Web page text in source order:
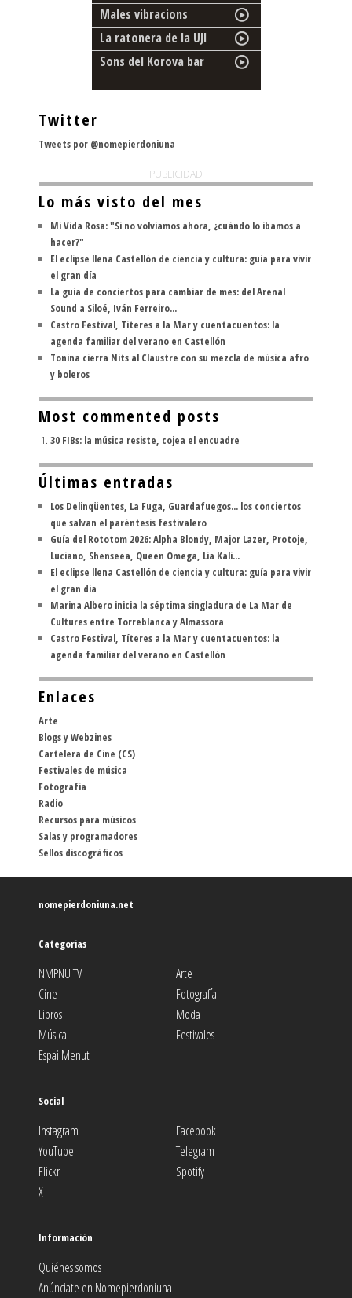
Males vibracions
La ratonera de la UJI
Sons del Korova bar
Twitter
Tweets por @nomepierdoniuna
PUBLICIDAD
Lo más visto del mes
Mi Vida Rosa: "Si no volvíamos ahora, ¿cuándo lo íbamos a
hacer?"
El eclipse llena Castellón de ciencia y cultura: guía para vivir
el gran día
La guía de conciertos para cambiar de mes: del Arenal
Sound a Siloé, Iván Ferreiro...
Castro Festival, Títeres a la Mar y cuentacuentos: la
agenda familiar del verano en Castellón
Tonina cierra Nits al Claustre con su mezcla de música afro
y boleros
Most commented posts
30 FIBs: la música resiste, cojea el encuadre
Últimas entradas
Los Delinqüentes, La Fuga, Guardafuegos... los conciertos
que salvan el paréntesis festivalero
Guía del Rototom 2026: Alpha Blondy, Major Lazer, Protoje,
Luciano, Shenseea, Queen Omega, Lia Kali...
El eclipse llena Castellón de ciencia y cultura: guía para vivir
el gran día
Marina Albero inicia la séptima singladura de La Mar de
Cultures entre Torreblanca y Almassora
Castro Festival, Títeres a la Mar y cuentacuentos: la
agenda familiar del verano en Castellón
Enlaces
Arte
Blogs y Webzines
Cartelera de Cine (CS)
Festivales de música
Fotografía
Radio
Recursos para músicos
Salas y programadores
Sellos discográficos
nomepierdoniuna.net
Categorías
NMPNU TV
Arte
Cine
Fotografía
Libros
Moda
Música
Festivales
Espai Menut
Social
Instagram
Facebook
YouTube
Telegram
Flickr
Spotify
X
Información
Quiénes somos
Anúnciate en Nomepierdoniuna